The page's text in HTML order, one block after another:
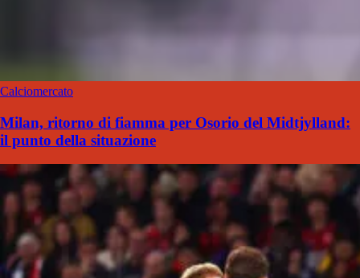
Calciomercato
Milan, ritorno di fiamma per Osorio del Midtjylland:
il punto della situazione